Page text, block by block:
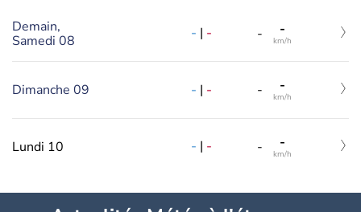
Demain,
Samedi 08
- | - - -
km/h
Dimanche 09 - | - - -
km/h
Lundi 10 - | - - -
km/h